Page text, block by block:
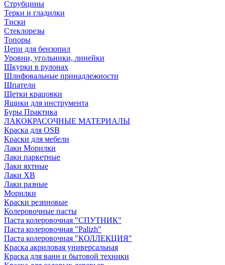
Струбцины
Терки и гладилки
Тиски
Стеклорезы
Топоры
Цепи для бензопил
Уровни, угольники, линейки
Шкурки в рулонах
Шлифовальные принадлежности
Шпатели
Щетки крацовки
Ящики для инструмента
Буры Практика
ЛАКОКРАСОЧНЫЕ МАТЕРИАЛЫ
Краска для OSB
Краски для мебели
Лаки Морилки
Лаки паркетные
Лаки яхтные
Лаки ХВ
Лаки разные
Морилки
Краски резиновые
Колеровочные пасты
Паста колеровочная "СПУТНИК"
Паста колеровочная "Palizh"
Паста колеровочная "КОЛЛЕКЦИЯ"
Краска акриловая универсальная
Краска для ванн и бытовой техники